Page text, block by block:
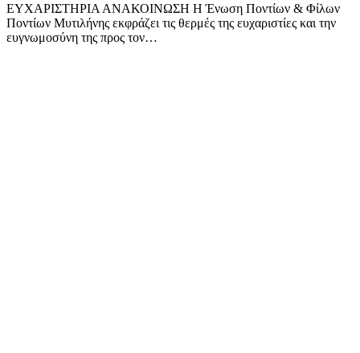
ΕΥΧΑΡΙΣΤΗΡΙΑ ΑΝΑΚΟΙΝΩΣΗ Η Ένωση Ποντίων & Φίλων
Ποντίων Μυτιλήνης εκφράζει τις θερμές της ευχαριστίες και την
ευγνωμοσύνη της προς τον…